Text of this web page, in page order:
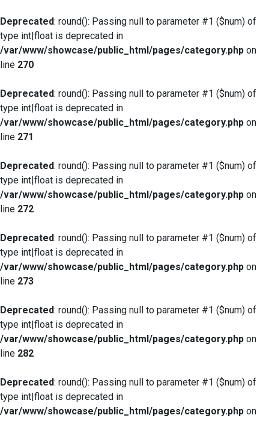
Deprecated: round(): Passing null to parameter #1 ($num) of
type int|float is deprecated in
/var/www/showcase/public_html/pages/category.php on
line 270
Deprecated: round(): Passing null to parameter #1 ($num) of
type int|float is deprecated in
/var/www/showcase/public_html/pages/category.php on
line 271
Deprecated: round(): Passing null to parameter #1 ($num) of
type int|float is deprecated in
/var/www/showcase/public_html/pages/category.php on
line 272
Deprecated: round(): Passing null to parameter #1 ($num) of
type int|float is deprecated in
/var/www/showcase/public_html/pages/category.php on
line 273
Deprecated: round(): Passing null to parameter #1 ($num) of
type int|float is deprecated in
/var/www/showcase/public_html/pages/category.php on
line 282
Deprecated: round(): Passing null to parameter #1 ($num) of
type int|float is deprecated in
/var/www/showcase/public_html/pages/category.php on